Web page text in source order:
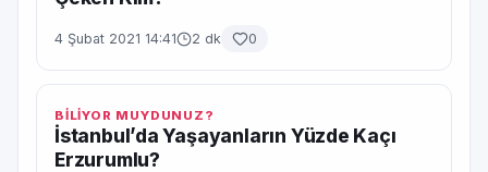
4 Şubat 2021 14:41 2 dk 0
BİLİYOR MUYDUNUZ?
İstanbul’da Yaşayanların Yüzde Kaçı
Erzurumlu?